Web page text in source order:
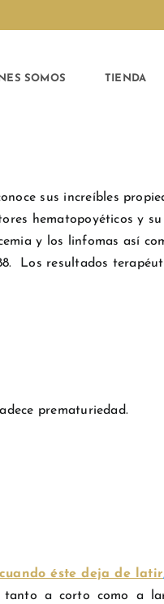
SOMOS TIENDA
sus increíbles
hematopoyéticos y
y los linfomas así
Los resultados
prematuriedad.
cuando éste deja de latir
tanto a corto como a